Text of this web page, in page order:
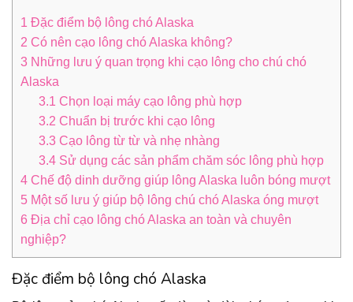
1 Đặc điểm bộ lông chó Alaska
2 Có nên cạo lông chó Alaska không?
3 Những lưu ý quan trọng khi cạo lông cho chú chó
Alaska
3.1 Chọn loại máy cạo lông phù hợp
3.2 Chuẩn bị trước khi cạo lông
3.3Cạo lông từ từ và nhẹ nhàng
3.4Sử dụng các sản phẩm chăm sóc lông phù hợp
4 Chế độ dinh dưỡng giúp lông Alaska luôn bóng mượt
5 Một số lưu ý giúp bộ lông chú chó Alaska óng mượt
6 Địa chỉ cạo lông chó Alaska an toàn và chuyên
nghiệp?
Đặc điểm bộ lông chó Alaska